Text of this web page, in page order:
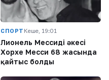
СПОРТ Кеше, 19:01
Лионель Мессидің әкесі
Хорхе Месси 68 жасында
қайтыс болды